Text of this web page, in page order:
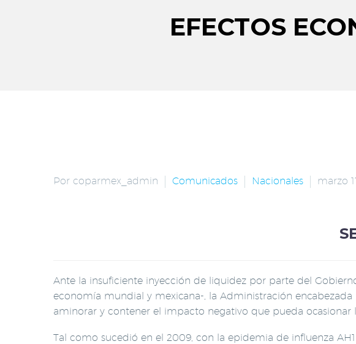
EFECTOS
Por coparmex_admin Comunicados Nacionales marzo
Ante la insuficiente inyección de liquidez por parte del
economía mundial y mexicana-, la Administración encabezada
aminorar y contener el impacto negativo que pueda ocasionar
Tal como sucedió en el 2009, con la epidemia de influenza